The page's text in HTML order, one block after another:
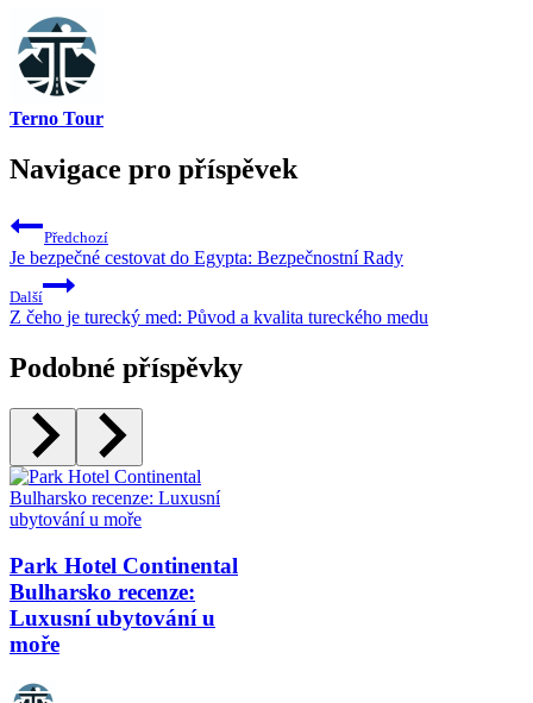
Terno Tour
Navigace pro příspěvek
Předchozí
Je bezpečné cestovat do Egypta: Bezpečnostní Rady
Další
Z čeho je turecký med: Původ a kvalita tureckého medu
Podobné příspěvky
Park Hotel Continental
Bulharsko recenze:
Luxusní ubytování u
moře